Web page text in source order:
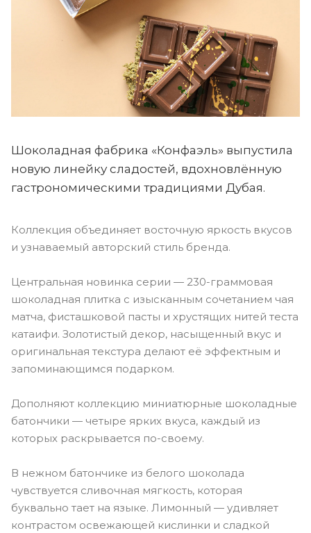
Шоколадная фабрика «Конфаэль» выпустила
новую линейку сладостей, вдохновлённую
гастрономическими традициями Дубая.
Коллекция объединяет восточную яркость вкусов
и узнаваемый авторский стиль бренда.
Центральная новинка серии — 230-граммовая
шоколадная плитка с изысканным сочетанием чая
матча, фисташковой пасты и хрустящих нитей теста
катаифи. Золотистый декор, насыщенный вкус и
оригинальная текстура делают её эффектным и
запоминающимся подарком.
Дополняют коллекцию миниатюрные шоколадные
батончики — четыре ярких вкуса, каждый из
которых раскрывается по-своему.
В нежном батончике из белого шоколада
чувствуется сливочная мягкость, которая
буквально тает на языке. Лимонный — удивляет
контрастом освежающей кислинки и сладкой